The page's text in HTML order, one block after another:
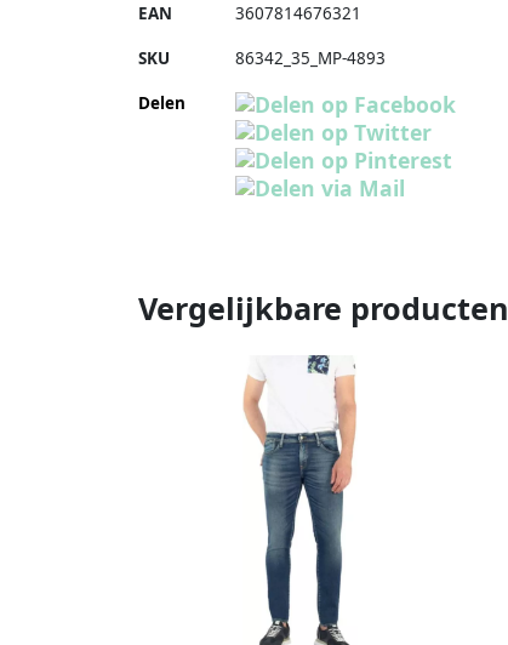
EAN 3607814676321
SKU 86342_35_MP-4893
Delen
Vergelijkbare producten